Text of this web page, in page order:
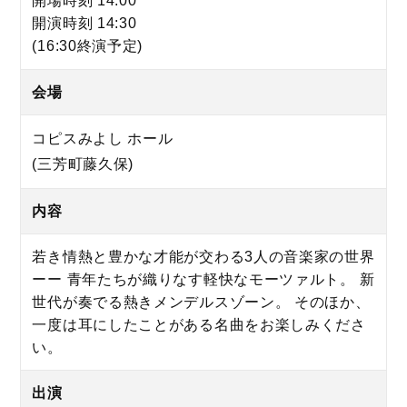
開演時刻 14:30
(16:30終演予定)
会場
コピスみよし ホール
(三芳町藤久保)
内容
若き情熱と豊かな才能が交わる3人の音楽家の世界
ーー 青年たちが織りなす軽快なモーツァルト。 新
世代が奏でる熱きメンデルスゾーン。 そのほか、
一度は耳にしたことがある名曲をお楽しみくださ
い。
出演